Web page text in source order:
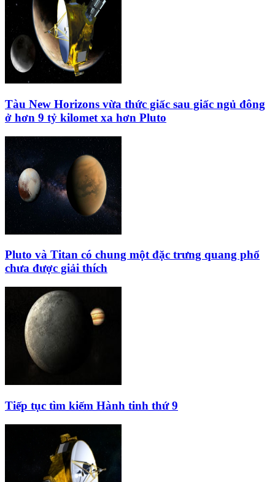
Tàu New Horizons vừa thức giấc sau giấc ngủ đông
ở hơn 9 tỷ kilomet xa hơn Pluto
Pluto và Titan có chung một đặc trưng quang phổ
chưa được giải thích
Tiếp tục tìm kiếm Hành tinh thứ 9